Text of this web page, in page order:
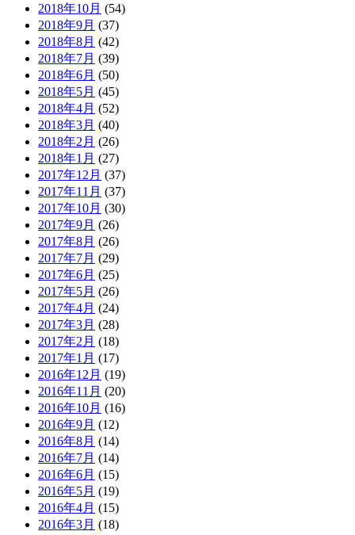
2018年10月 (54)
2018年9月 (37)
2018年8月 (42)
2018年7月 (39)
2018年6月 (50)
2018年5月 (45)
2018年4月 (52)
2018年3月 (40)
2018年2月 (26)
2018年1月 (27)
2017年12月 (37)
2017年11月 (37)
2017年10月 (30)
2017年9月 (26)
2017年8月 (26)
2017年7月 (29)
2017年6月 (25)
2017年5月 (26)
2017年4月 (24)
2017年3月 (28)
2017年2月 (18)
2017年1月 (17)
2016年12月 (19)
2016年11月 (20)
2016年10月 (16)
2016年9月 (12)
2016年8月 (14)
2016年7月 (14)
2016年6月 (15)
2016年5月 (19)
2016年4月 (15)
2016年3月 (18)